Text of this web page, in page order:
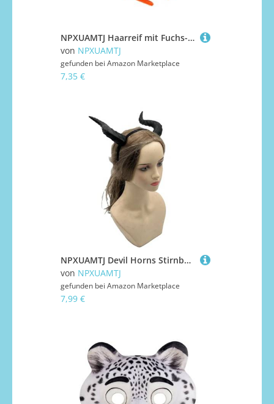
NPXUAMTJ Haarreif mit Fuchs-Ohren, weich, elastisch, modisches Haarteil für Cosplay, Party, Kostüm, Rollenspiel, Erwachsene, Kinder, verstellbares Stirnband für Kostümpartys
von NPXUAMTJ
gefunden bei Amazon Marketplace
7,35 €
NPXUAMTJ Devil Horns Stirnband Halloween Cosplay Kostüm Accessoires Party Dressing Kopfspeise Haarzubehör Für Frauen Männer Teufel Hörner Stirnband
von NPXUAMTJ
gefunden bei Amazon Marketplace
7,99 €